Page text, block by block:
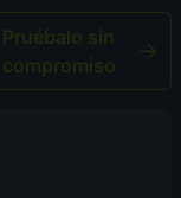
Pruébalo sin
compromiso